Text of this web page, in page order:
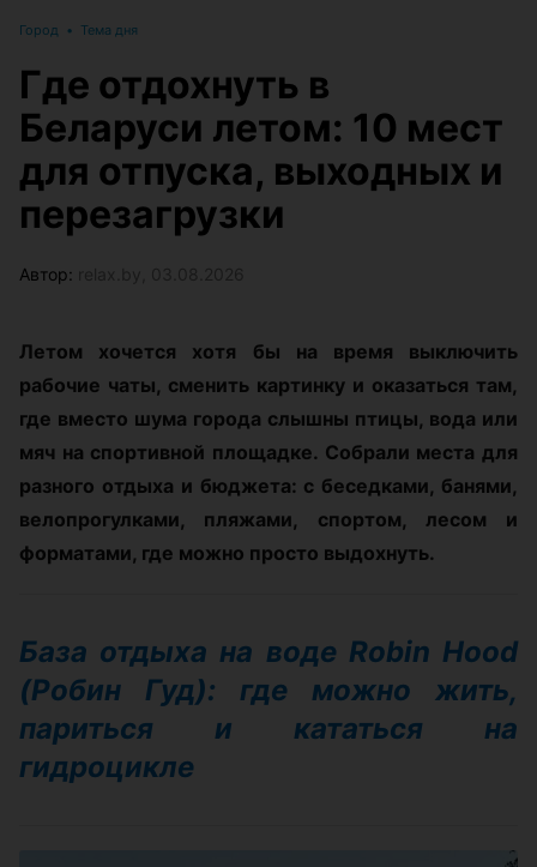
Город • Тема дня
Где отдохнуть в
Беларуси летом: 10 мест
для отпуска, выходных и
перезагрузки
Автор:
Летом хочется хотя бы на время выключить
рабочие чаты, сменить картинку и оказаться там,
где вместо шума города слышны птицы, вода или
мяч на спортивной площадке. Собрали места для
разного отдыха и бюджета: с беседками, банями,
велопрогулками, пляжами, спортом, лесом и
форматами, где можно просто выдохнуть.
База отдыха на воде Robin Hood
(Робин Гуд): где можно жить,
париться и кататься на
гидроцикле